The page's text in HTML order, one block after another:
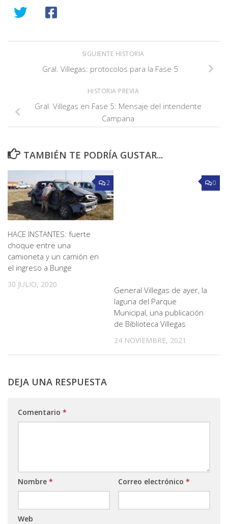
SIGUIENTE HISTORIA
Gral. Villegas: protocolos para la Fase 5
HISTORIA PREVIA
Gral. Villegas en Fase 5: Mensaje del intendente
Campana
TAMBIÉN TE PODRÍA GUSTAR...
2
HACE INSTANTES: fuerte
choque entre una
camioneta y un camión en
el ingreso a Bunge
30 JULIO, 2020
0
General Villegas de ayer, la
laguna del Parque
Municipal, una publicación
de Biblioteca Villegas
24 NOVIEMBRE, 2021
DEJA UNA RESPUESTA
Comentario *
Nombre * Correo electrónico *
Web